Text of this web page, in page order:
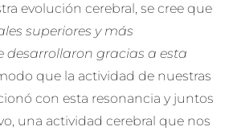
evolución cerebral, se cree que
superiores y más
desarrollaron gracias a esta
que la actividad de nuestras
con esta resonancia y juntos
una actividad cerebral que nos